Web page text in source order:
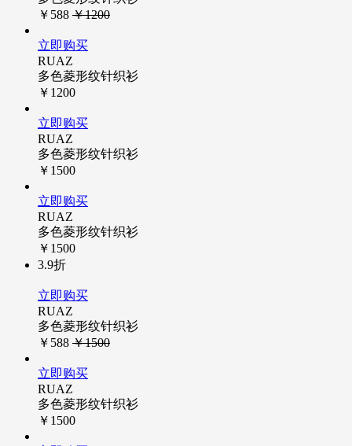
￥588 ￥1200
立即购买
RUAZ
多色菱形纹针织衫
￥1200
立即购买
RUAZ
多色菱形纹针织衫
￥1500
立即购买
RUAZ
多色菱形纹针织衫
￥1500
3.9折
立即购买
RUAZ
多色菱形纹针织衫
￥588 ￥1500
立即购买
RUAZ
多色菱形纹针织衫
￥1500